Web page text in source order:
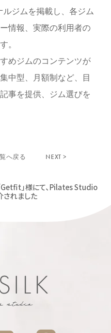
ルジムを掲載し、各ジム
情報、実際の利用者の
。
めジムのコンテンツが
中型、月額制など、目
事を提供、ジム選びを
へ戻る NEXT >
Getfit」様にて、Pilates Studio
されました